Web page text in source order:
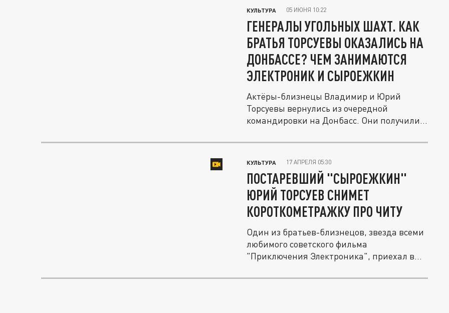
КУЛЬТУРА 05 ИЮНЯ 10:22
ГЕНЕРАЛЫ УГОЛЬНЫХ ШАХТ. КАК
БРАТЬЯ ТОРСУЕВЫ ОКАЗАЛИСЬ НА
ДОНБАССЕ? ЧЕМ ЗАНИМАЮТСЯ
ЭЛЕКТРОНИК И СЫРОЕЖКИН
Актёры-близнецы Владимир и Юрий
Торсуевы вернулись из очередной
командировки на Донбасс. Они получили
КУЛЬТУРА 17 АПРЕЛЯ 05:30
ПОСТАРЕВШИЙ "СЫРОЕЖКИН"
ЮРИЙ ТОРСУЕВ СНИМЕТ
КОРОТКОМЕТРАЖКУ ПРО ЧИТУ
Один из братьев-близнецов, звезда всеми
любимого советского фильма
"Приключения Электроника", приехал в...